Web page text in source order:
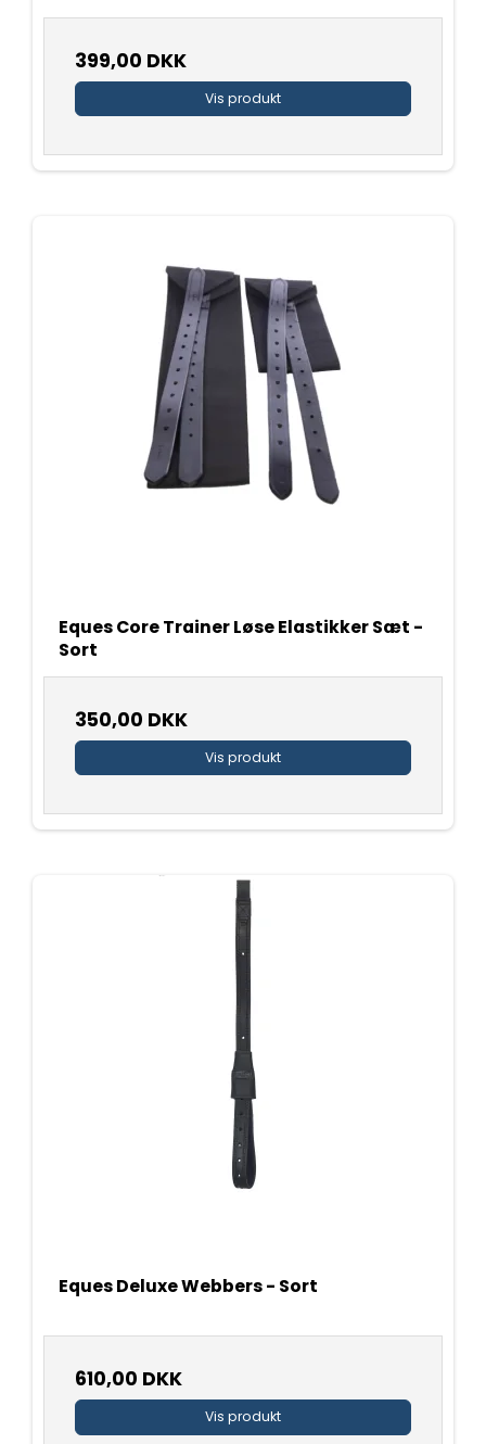
399,00 DKK
Vis produkt
Eques Core Trainer Løse Elastikker Sæt -
Sort
350,00 DKK
Vis produkt
Eques Deluxe Webbers - Sort
610,00 DKK
Vis produkt